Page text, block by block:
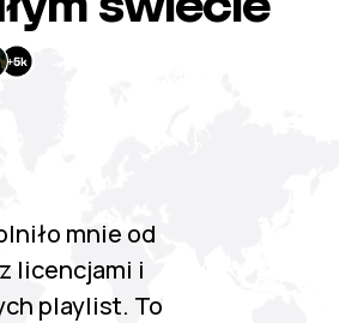
mnie od
licencjami i
playlist. To